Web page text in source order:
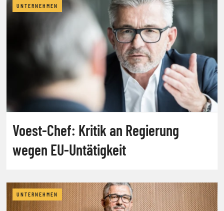
UNTERNEHMEN
Voest-Chef: Kritik an Regierung
wegen EU-Untätigkeit
UNTERNEHMEN